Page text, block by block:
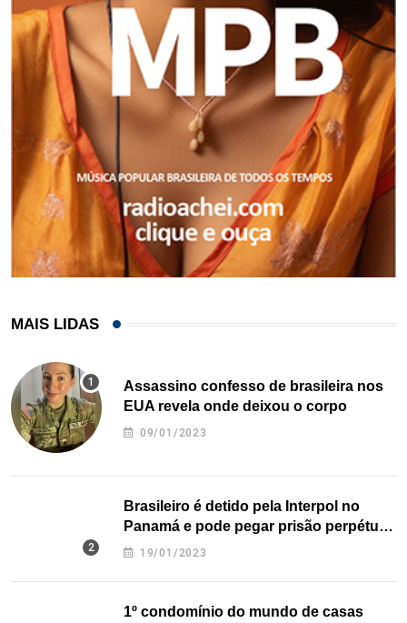
MAIS LIDAS
Assassino confesso de brasileira nos
EUA revela onde deixou o corpo
09/01/2023
Brasileiro é detido pela Interpol no
Panamá e pode pegar prisão perpétua
nos EUA
19/01/2023
1º condomínio do mundo de casas